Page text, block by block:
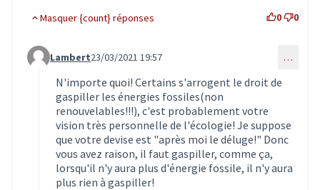
Masquer {count} réponses 0 0
Commentaire 3043 (réponse au commentaire 3027)
Lambert23/03/2021 19:57 …
N'importe quoi! Certains s'arrogent le droit de
gaspiller les énergies fossiles(non
renouvelables!!!), c'est probablement votre
vision très personnelle de l'écologie! Je suppose
que votre devise est "après moi le déluge!" Donc
vous avez raison, il faut gaspiller, comme ça,
lorsqu'il n'y aura plus d'énergie fossile, il n'y aura
plus rien à gaspiller!